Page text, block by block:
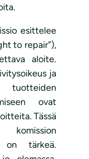
esittelee
to repair”),
aloite.
ja
ovat
Tässä
on tärkeä.